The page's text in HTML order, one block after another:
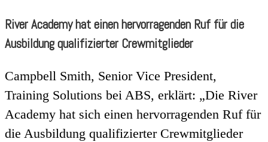
River Academy hat einen hervorragenden Ruf für die
Ausbildung qualifizierter Crewmitglieder
Campbell Smith, Senior Vice President,
Training Solutions bei ABS, erklärt: „Die River
Academy hat sich einen hervorragenden Ruf für
die Ausbildung qualifizierter Crewmitglieder